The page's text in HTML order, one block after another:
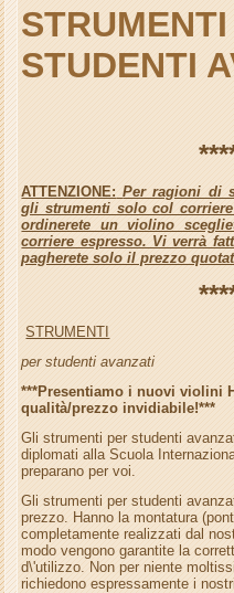
STUDENTI
ATTENZIONE: Per ragioni di
gli strumenti solo col
ordinerete un violino
corriere espresso. Vi verrà
pagherete solo il prezzo
STRUMENTI
per studenti avanzati
***Presentiamo i nuovi violini
qualità/prezzo invidiabile!***
Gli strumenti per studenti
diplomati alla Scuola
preparano per voi.
Gli strumenti per studenti
prezzo. Hanno la montatura
completamente realizzati dal
modo vengono garantite la
d\'utilizzo. Non per niente
richiedono espressamente i